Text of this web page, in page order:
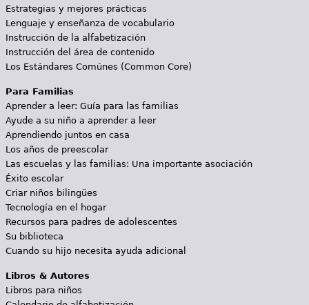
Estrategias y mejores prácticas
Lenguaje y enseñanza de vocabulario
Instrucción de la alfabetización
Instrucción del área de contenido
Los Estándares Comúnes (Common Core)
Para Familias
Aprender a leer: Guía para las familias
Ayude a su niño a aprender a leer
Aprendiendo juntos en casa
Los años de preescolar
Las escuelas y las familias: Una importante asociación
Éxito escolar
Criar niños bilingües
Tecnología en el hogar
Recursos para padres de adolescentes
Su biblioteca
Cuando su hijo necesita ayuda adicional
Libros & Autores
Libros para niños